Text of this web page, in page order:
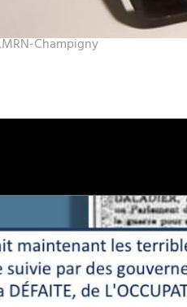
Champigny